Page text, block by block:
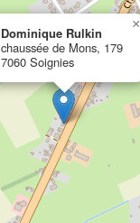
Dominique Rulkin
chaussée de Mons, 179
7060 Soignies
×